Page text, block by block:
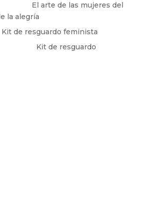
El arte de las mujeres del
la alegría
Kit de resguardo feminista
Kit de resguardo